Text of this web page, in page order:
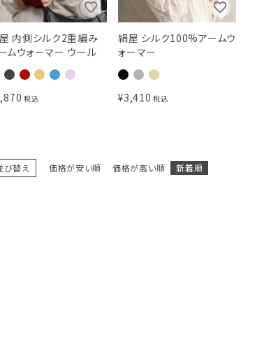
内側シルク2重編み
ムウォーマー ウール
税込
絹屋 シルク100%アームウ
ォーマー
¥3,410 税込
び替え 価格が安い順 価格が高い順 新着順